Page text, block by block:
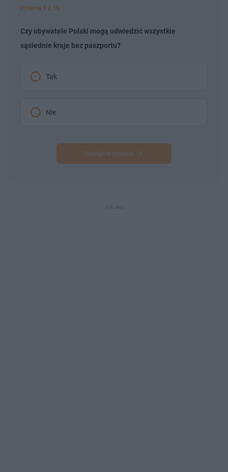
Pytanie 1 z 15
Czy obywatele Polski mogą odwiedzić wszystkie
sąsiednie kraje bez paszportu?
Tak
Nie
Następne pytanie